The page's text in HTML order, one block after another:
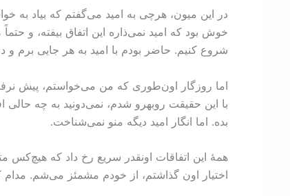
در این میون، هرچی به امید می‌گفتم که بیاد به
خوش بود که امید نمی‌ذاره این اتفاق بیفته، و
شروع کنیم. حاضر بودم با امید به هر جایی برم
اما روزگار اون‌طوری که من می‌خواستم، پیش
با این حقیقت روبه­رو شدم، نمی‌دونید به چه
بده. اما انگار امید دیگه منو نمی‌شناخت.
همۀ این اتفاقات اونقدر سریع رخ داد که
اختیار اون گذاشتم، از خودم مشمئز می‌شم.